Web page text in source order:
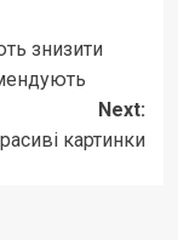
знизити
Next:
картинки